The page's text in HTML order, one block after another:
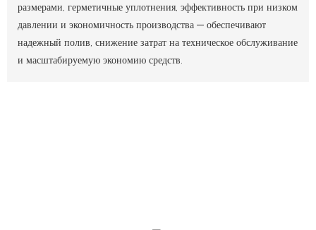
размерами, герметичные уплотнения, эффективность при низком
давлении и экономичность производства — обеспечивают
надежный полив, снижение затрат на техническое обслуживание
и масштабируемую экономию средств.